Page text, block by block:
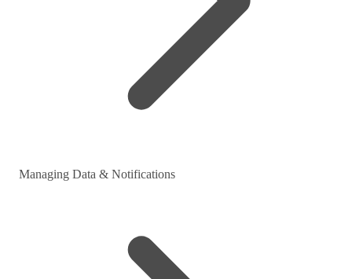
Managing Data & Notifications